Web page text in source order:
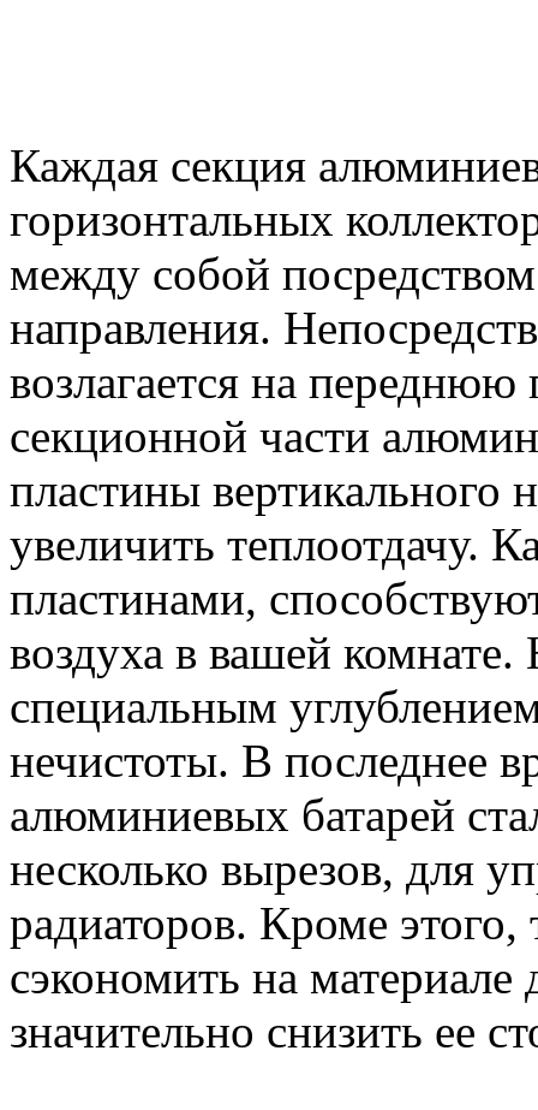
Каждая секция
горизонтальных
между собой
направления.
возлагается на
секционной части
пластины вертикального
увеличить теплоотдачу.
пластинами,
воздуха в вашей
специальным
нечистоты. В последнее
алюминиевых батарей
несколько вырезов, для
радиаторов. Кроме
сэкономить на материале
значительно снизить ее